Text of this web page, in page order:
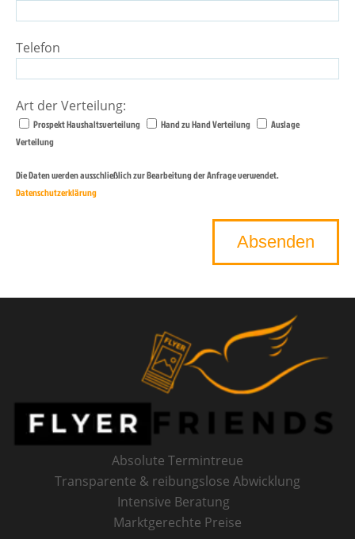
Telefon
Art der Verteilung:
Prospekt Haushaltsverteilung Hand zu Hand Verteilung
Auslage
Verteilung
Die Daten werden ausschließlich zur Bearbeitung der Anfrage verwendet.
Datenschutzerklärung
Absolute Termintreue
Transparente & reibungslose Abwicklung
Intensive Beratung
Marktgerechte Preise